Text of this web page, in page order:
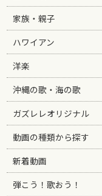
家族・親子
ハワイアン
洋楽
沖縄の歌・海の歌
ガズレレオリジナル
動画の種類から探す
新着動画
弾こう！歌おう！